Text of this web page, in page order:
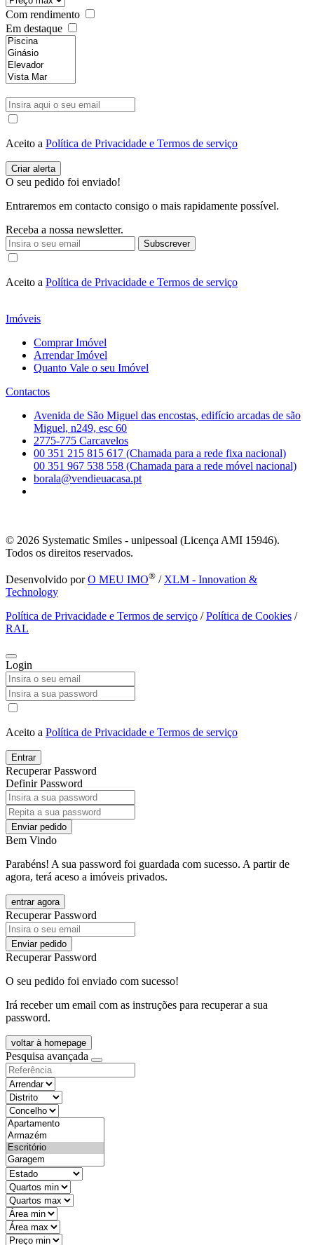
Com rendimento
Em destaque
Aceito a Política de Privacidade e Termos de serviço
O seu pedido foi enviado!
Entraremos em contacto consigo o mais rapidamente possível.
Receba a nossa newsletter.
Subscrever
Aceito a Política de Privacidade e Termos de serviço
Imóveis
Comprar Imóvel
Arrendar Imóvel
Quanto Vale o seu Imóvel
Contactos
Avenida de São Miguel das encostas, edifício arcadas de são
Miguel, n249, esc 60
2775-775 Carcavelos
00 351 215 815 617 (Chamada para a rede fixa nacional)
00 351 967 538 558 (Chamada para a rede móvel nacional)
borala@vendieuacasa.pt
© 2026 Systematic Smiles - unipessoal (Licença AMI 15946).
Todos os direitos reservados.
Desenvolvido porO MEU IMO® / XLM - Innovation &
Technology
Política de Privacidade e Termos de serviço /Política de Cookies /
RAL
Login
Aceito a Política de Privacidade e Termos de serviço
Entrar
Recuperar Password
Definir Password
Enviar pedido
Bem Vindo
Parabéns! A sua password foi guardada com sucesso. A partir de
agora, terá aceso a imóveis privados.
entrar agora
Recuperar Password
Enviar pedido
Recuperar Password
O seu pedido foi enviado com sucesso!
Irá receber um email com as instruções para recuperar a sua
password.
voltar à homepage
Pesquisa avançada
objective
districtId
countyId
types
state
mintypo
maxtypo
minarea
maxarea
minprice